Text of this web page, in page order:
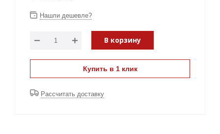
Нашли дешевле?
В корзину
Купить в 1 клик
Рассчитать доставку